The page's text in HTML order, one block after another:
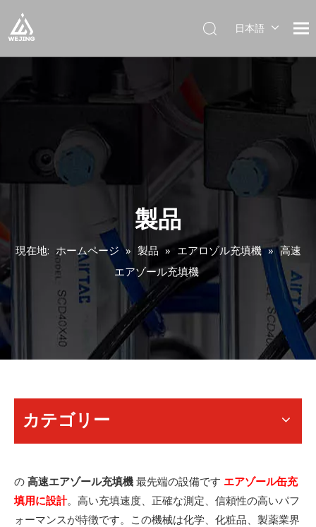
日本語
Italiano
製品
現在地: ホームページ » 製品 » エアロゾル充填機 » 高速
エアゾール充填機
カテゴリー
の 高速エアゾール充填機 最先端の設備です エアゾール缶充
填用に設計。高い充填速度、正確な測定、信頼性の高いパフ
ォーマンスが特徴です。この機械は化学、化粧品、製薬業界